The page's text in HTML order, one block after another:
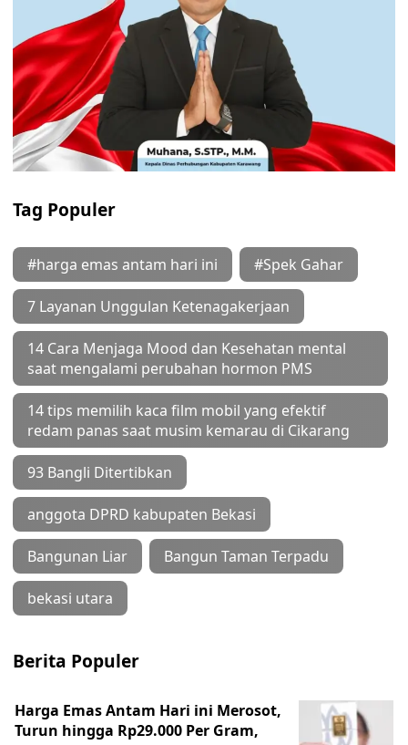
Tag Populer
#harga emas antam hari ini #Spek Gahar
7 Layanan Unggulan Ketenagakerjaan
14 Cara Menjaga Mood dan Kesehatan mental
saat mengalami perubahan hormon PMS
14 tips memilih kaca film mobil yang efektif
redam panas saat musim kemarau di Cikarang
93 Bangli Ditertibkan
anggota DPRD kabupaten Bekasi
Bangunan Liar Bangun Taman Terpadu
bekasi utara
Berita Populer
Harga Emas Antam Hari ini Merosot,
Turun hingga Rp29.000 Per Gram,